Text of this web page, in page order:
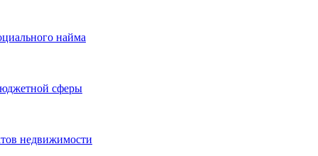
найма
сферы
недвижимости